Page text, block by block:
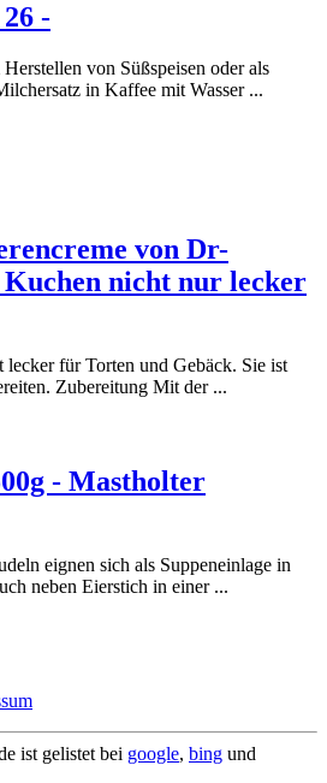
-
von Süßspeisen oder als
in Kaffee mit Wasser ...
von Dr-
nicht nur lecker
lecker für Torten und Gebäck. Sie ist
Zubereitung Mit der ...
- Mastholter
eignen sich als Suppeneinlage in
neben Eierstich in einer ...
ist gelistet bei google, bing und